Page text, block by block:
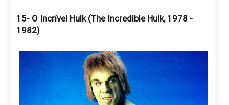
15- O Incrível Hulk (The Incredible Hulk, 1978 -
1982)